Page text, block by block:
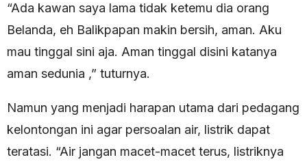
“Ada kawan saya lama tidak ketemu dia orang
Belanda, eh Balikpapan makin bersih, aman. Aku
mau tinggal sini aja. Aman tinggal disini katanya
aman sedunia ,” tuturnya.
Namun yang menjadi harapan utama dari pedagang
kelontongan ini agar persoalan air, listrik dapat
teratasi. “Air jangan macet-macet terus, listriknya